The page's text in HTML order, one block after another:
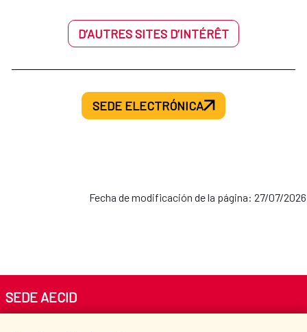
D’AUTRES SITES D’INTÉRÊT
SEDE ELECTRÓNICA
Fecha de modificación de la página: 27/07/2026
SEDE AECID